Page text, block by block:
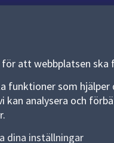
att webbplatsen ska
som hjälper
analysera och
dina inställningar
Allmänna
Behandling
Kakor
Språk (other